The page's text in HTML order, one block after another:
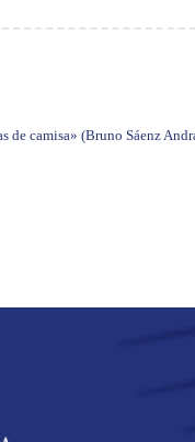
de camisa» (Bruno Sáenz